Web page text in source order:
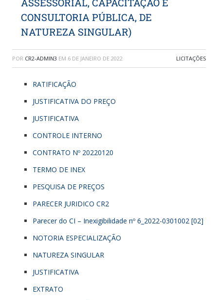
CONSULTORIA PÚBLICA, DE
NATUREZA SINGULAR)
POR CR2-ADMIN3 EM 6 DE JANEIRO DE 2022 LICITAÇÕES
RATIFICAÇÃO
JUSTIFICATIVA DO PREÇO
JUSTIFICATIVA
CONTROLE INTERNO
CONTRATO Nº 20220120
TERMO DE INEX
PESQUISA DE PREÇOS
PARECER JURIDICO CR2
Parecer do CI – Inexigibilidade nº 6_2022-0301002 [02]
NOTORIA ESPECIALIZAÇÃO
NATUREZA SINGULAR
JUSTIFICATIVA
EXTRATO